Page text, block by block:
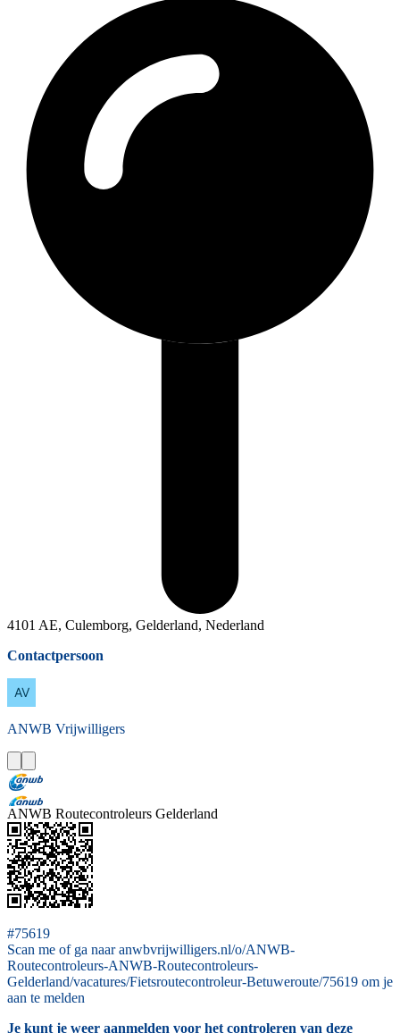
4101 AE, Culemborg, Gelderland, Nederland
Contactpersoon
ANWB Vrijwilligers
ANWB Routecontroleurs Gelderland
#75619
Scan me of ga naar anwbvrijwilligers.nl/o/ANWB-
Routecontroleurs-ANWB-Routecontroleurs-
Gelderland/vacatures/Fietsroutecontroleur-Betuweroute/75619 om je
aan te melden
Je kunt je weer aanmelden voor het controleren van deze